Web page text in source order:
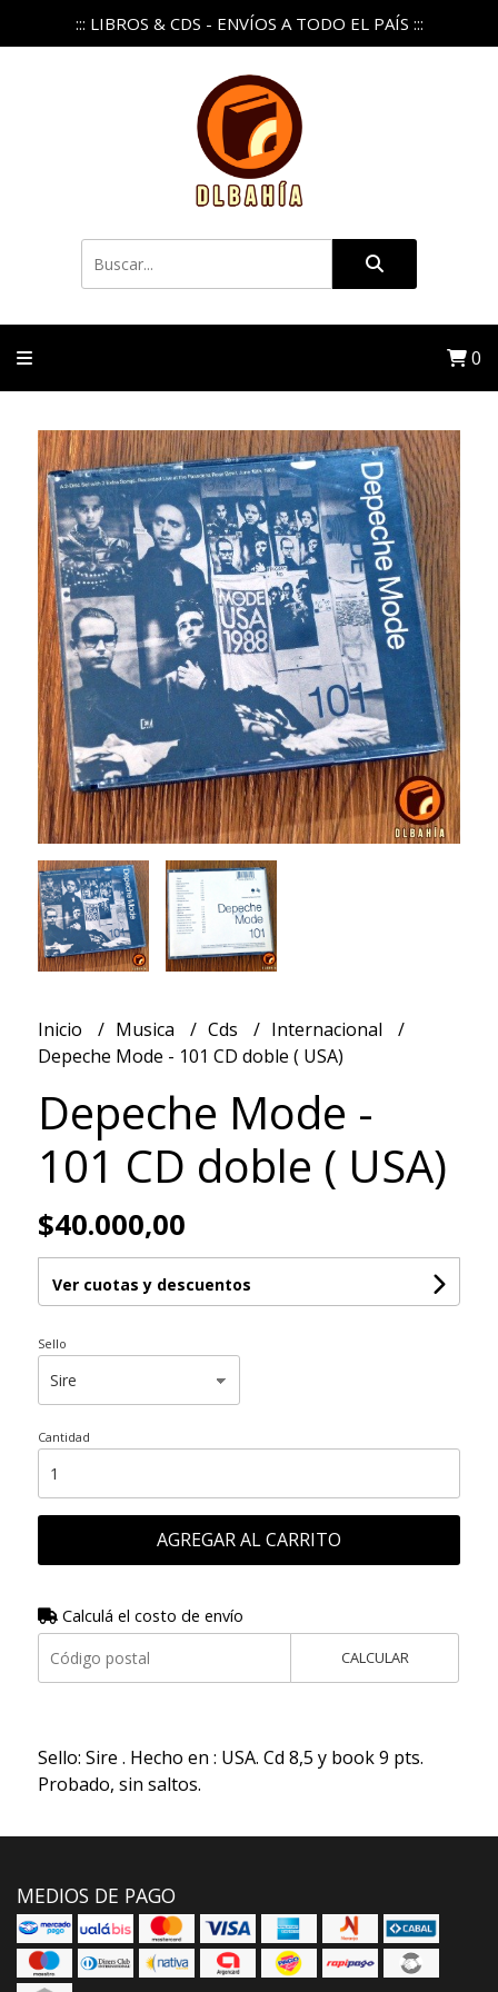
::: LIBROS & CDS - ENVÍOS A TODO EL PAÍS :::
0
Inicio Musica Cds
Internacional
Depeche Mode - 101 CD doble ( USA)
Depeche Mode -
101 CD doble ( USA)
$40.000,00
Ver cuotas y descuentos
Sello
Cantidad
AGREGAR AL CARRITO
Calculá el costo de envío
CALCULAR
Sello: Sire . Hecho en : USA. Cd 8,5 y book 9 pts.
Probado, sin saltos.
MEDIOS DE PAGO